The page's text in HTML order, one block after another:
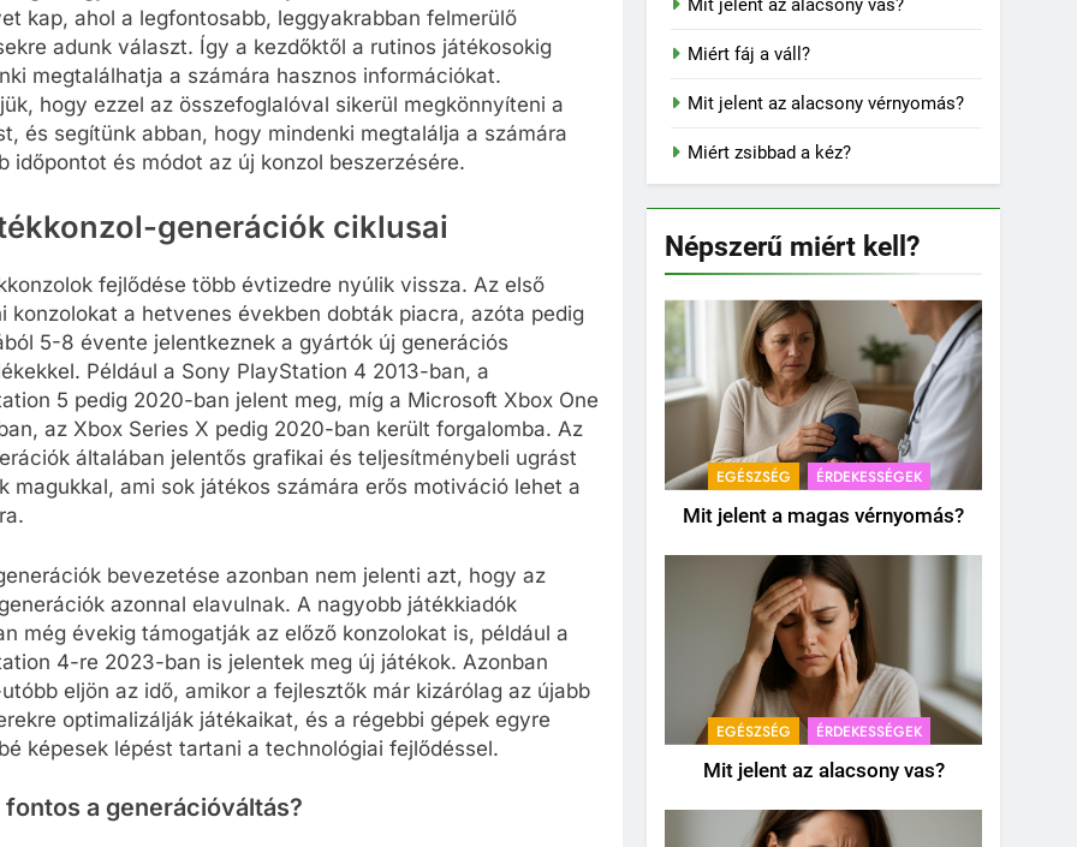
kap, ahol a legfontosabb, leggyakrabban felmerülő
adunk választ. Így a kezdőktől a rutinos játékosokig
megtalálhatja a számára hasznos információkat.
hogy ezzel az összefoglalóval sikerül megkönnyíteni a
és segítünk abban, hogy mindenki megtalálja a számára
időpontot és módot az új konzol beszerzésére.
generációk ciklusai
fejlődése több évtizedre nyúlik vissza. Az első
konzolokat a hetvenes években dobták piacra, azóta pedig
5-8 évente jelentkeznek a gyártók új generációs
Például a Sony PlayStation 4 2013-ban, a
5 pedig 2020-ban jelent meg, míg a Microsoft Xbox One
az Xbox Series X pedig 2020-ban került forgalomba. Az
általában jelentős grafikai és teljesítménybeli ugrást
magukkal, ami sok játékos számára erős motiváció lehet a
bevezetése azonban nem jelenti azt, hogy az
azonnal elavulnak. A nagyobb játékkiadók
még évekig támogatják az előző konzolokat is, például a
4-re 2023-ban is jelentek meg új játékok. Azonban
eljön az idő, amikor a fejlesztők már kizárólag az újabb
optimalizálják játékaikat, és a régebbi gépek egyre
képesek lépést tartani a technológiai fejlődéssel.
a generációváltás?
Mit jelent az alacsony vas?
Miért fáj a váll?
Mit jelent az alacsony vérnyomás?
Miért zsibbad a kéz?
Népszerű miért kell?
EGÉSZSÉG ÉRDEKESSÉGEK
Mit jelent a magas vérnyomás?
EGÉSZSÉG ÉRDEKESSÉGEK
Mit jelent az alacsony vas?